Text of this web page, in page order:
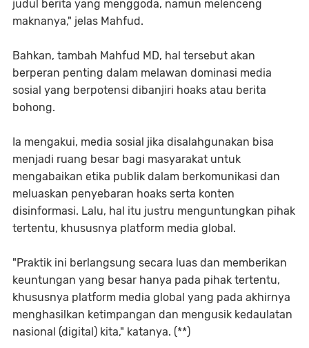
judul berita yang menggoda, namun melenceng
maknanya," jelas Mahfud.
Bahkan, tambah Mahfud MD, hal tersebut akan
berperan penting dalam melawan dominasi media
sosial yang berpotensi dibanjiri hoaks atau berita
bohong.
Ia mengakui, media sosial jika disalahgunakan bisa
menjadi ruang besar bagi masyarakat untuk
mengabaikan etika publik dalam berkomunikasi dan
meluaskan penyebaran hoaks serta konten
disinformasi. Lalu, hal itu justru menguntungkan pihak
tertentu, khususnya platform media global.
"Praktik ini berlangsung secara luas dan memberikan
keuntungan yang besar hanya pada pihak tertentu,
khususnya platform media global yang pada akhirnya
menghasilkan ketimpangan dan mengusik kedaulatan
nasional (digital) kita," katanya. (**)